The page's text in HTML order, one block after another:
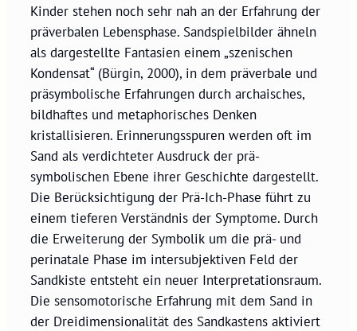
Kinder stehen noch sehr nah an der Erfahrung der
präverbalen Lebensphase. Sandspielbilder ähneln
als dargestellte Fantasien einem „szenischen
Kondensat“ (Bürgin, 2000), in dem präverbale und
präsymbolische Erfahrungen durch archaisches,
bildhaftes und metaphorisches Denken
kristallisieren. Erinnerungsspuren werden oft im
Sand als verdichteter Ausdruck der prä-
symbolischen Ebene ihrer Geschichte dargestellt.
Die Berücksichtigung der Prä-Ich-Phase führt zu
einem tieferen Verständnis der Symptome. Durch
die Erweiterung der Symbolik um die prä- und
perinatale Phase im intersubjektiven Feld der
Sandkiste entsteht ein neuer Interpretationsraum.
Die sensomotorische Erfahrung mit dem Sand in
der Dreidimensionalität des Sandkastens aktiviert